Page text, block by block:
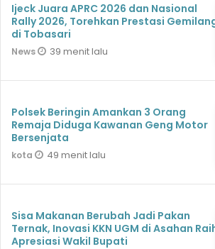
Ijeck Juara APRC 2026 dan Nasional
Rally 2026, Torehkan Prestasi
di Tobasari
News 39 menit lalu
Polsek Beringin Amankan 3 Orang
Remaja Diduga Kawanan Geng Motor
Bersenjata
kota 49 menit lalu
Sisa Makanan Berubah Jadi Pakan
Ternak, Inovasi KKN UGM di Asahan
Apresiasi Wakil Bupati